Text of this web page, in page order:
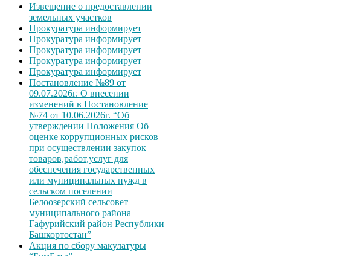
Извещение о предоставлении
земельных участков
Прокуратура информирует
Прокуратура информирует
Прокуратура информирует
Прокуратура информирует
Прокуратура информирует
Постановление №89 от
09.07.2026г. О внесении
изменений в Постановление
№74 от 10.06.2026г. “Об
утверждении Положения Об
оценке коррупционных рисков
при осуществлении закупок
товаров,работ,услуг для
обеспечения государственных
или муниципальных нужд в
сельском поселении
Белоозерский сельсовет
муниципального района
Гафурийский район Республики
Башкортостан”
Акция по сбору макулатуры